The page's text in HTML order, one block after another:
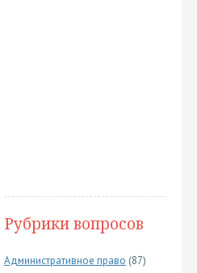
Рубрики вопросов
Административное право (87)